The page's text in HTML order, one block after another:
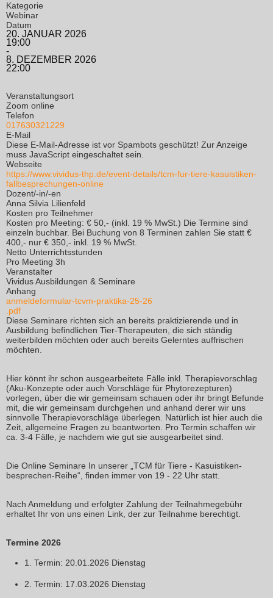
Kategorie
Webinar
Datum
20. JANUAR 2026
19:00
-
8. DEZEMBER 2026
22:00
Veranstaltungsort
Zoom online
Telefon
017630321229
E-Mail
Diese E-Mail-Adresse ist vor Spambots geschützt! Zur Anzeige
muss JavaScript eingeschaltet sein.
Webseite
https://www.vividus-thp.de/event-details/tcm-fur-tiere-kasuistiken-
fallbesprechungen-online
Dozent/-in/-en
Anna Silvia Lilienfeld
Kosten pro Teilnehmer
Kosten pro Meeting: € 50,- (inkl. 19 % MwSt.) Die Termine sind
einzeln buchbar. Bei Buchung von 8 Terminen zahlen Sie statt €
400,- nur € 350,- inkl. 19 % MwSt.
Netto Unterrichtsstunden
Pro Meeting 3h
Veranstalter
Vividus Ausbildungen & Seminare
Anhang
anmeldeformular-tcvm-praktika-25-26
.pdf
Diese Seminare richten sich an bereits praktizierende und in
Ausbildung befindlichen Tier-Therapeuten, die sich ständig
weiterbilden möchten oder auch bereits Gelerntes auffrischen
möchten.
Hier könnt ihr schon ausgearbeitete Fälle inkl. Therapievorschlag
(Aku-Konzepte oder auch Vorschläge für Phytorezepturen)
vorlegen, über die wir gemeinsam schauen oder ihr bringt Befunde
mit, die wir gemeinsam durchgehen und anhand derer wir uns
sinnvolle Therapievorschläge überlegen. Natürlich ist hier auch die
Zeit, allgemeine Fragen zu beantworten. Pro Termin schaffen wir
ca. 3-4 Fälle, je nachdem wie gut sie ausgearbeitet sind.
Die Online Seminare In unserer „TCM für Tiere - Kasuistiken-
besprechen-Reihe“, finden immer von 19 - 22 Uhr statt.
Nach Anmeldung und erfolgter Zahlung der Teilnahmegebühr
erhaltet Ihr von uns einen Link, der zur Teilnahme berechtigt.
Termine 2026
1. Termin: 20.01.2026 Dienstag
2. Termin: 17.03.2026 Dienstag